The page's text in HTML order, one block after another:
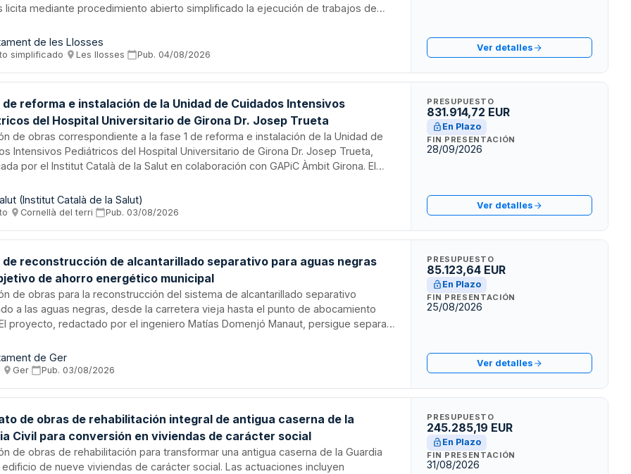
licita mediante procedimiento abierto simplificado la ejecución de trabajos de
ha sido aprobado por el Pleno municipal y financiado con fondos propios. La
estimada de ejecución es de cuatro meses.
de les Llosses
simplificado· Les llosses· Pub. 04/08/2026
Ver detalles
de reforma e instalación de la Unidad de Cuidados Intensivos
del Hospital Universitario de Girona Dr. Josep Trueta
de obras correspondiente a la fase 1 de reforma e instalación de la Unidad de
Intensivos Pediátricos del Hospital Universitario de Girona Dr. Josep Trueta,
por el Institut Català de la Salut en colaboración con GAPiC Àmbit Girona. El
de espacios para la modernización y optimización de las instalaciones
intensivos pediátricos. Esta actuación forma parte de un plan integral de
(Institut Català de la Salut)
· Cornellà del terri· Pub. 03/08/2026
PRESUPUESTO
831.914,72 EUR
En Plazo
FIN PRESENTACIÓN
28/09/2026
Ver detalles
de reconstrucción de alcantarillado separativo para aguas negras
de ahorro energético municipal
de obras para la reconstrucción del sistema de alcantarillado separativo
a las aguas negras, desde la carretera vieja hasta el punto de abocamiento
proyecto, redactado por el ingeniero Matías Domenjó Manaut, persigue separar
de gases de efecto invernadero en la futura estación depuradora de aguas
municipal. Las obras incluyen la refección de la tubería al lado del puente de
de Ger
· Ger· Pub. 03/08/2026
PRESUPUESTO
85.123,64 EUR
En Plazo
FIN PRESENTACIÓN
25/08/2026
Ver detalles
de obras de rehabilitación integral de antigua caserna de la
Civil para conversión en viviendas de carácter social
de obras de rehabilitación para transformar una antigua caserna de la Guardia
edificio de nueve viviendas de carácter social. Las actuaciones incluyen
PRESUPUESTO
245.285,19 EUR
En Plazo
FIN PRESENTACIÓN
31/08/2026